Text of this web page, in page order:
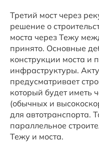
Третий мост через
решение о
моста через Тежу
принято. Основные
конструкции моста и
инфраструктуры.
предусматривает
который будет иметь
(обычных и
для автотранспорта.
параллельное
Тежу и моста.